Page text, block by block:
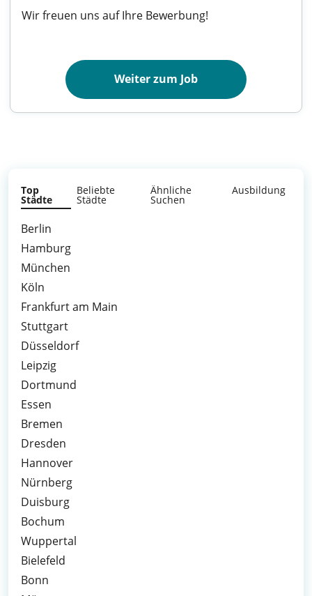
Wir freuen uns auf Ihre Bewerbung!
Weiter zum Job
Top
Städte
Beliebte
Städte
Ähnliche
Suchen
Ausbildung
Berlin
Hamburg
München
Köln
Frankfurt am Main
Stuttgart
Düsseldorf
Leipzig
Dortmund
Essen
Bremen
Dresden
Hannover
Nürnberg
Duisburg
Bochum
Wuppertal
Bielefeld
Bonn